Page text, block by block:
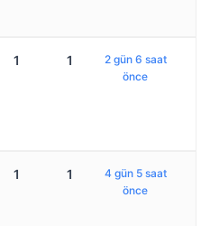
1 1
2 gün 6 saat
önce
1 1
4 gün 5 saat
önce